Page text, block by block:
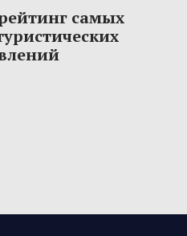
самых